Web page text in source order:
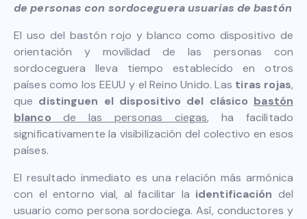
de personas con sordoceguera usuarias de bastón
El uso del bastón rojo y blanco como dispositivo de
orientación y movilidad de las personas con
sordoceguera lleva tiempo establecido en otros
países como los EEUU y el Reino Unido. Las tiras rojas,
que distinguen el dispositivo del clásico bastón
blanco de las personas ciegas, ha facilitado
significativamente la visibilización del colectivo en esos
países.
El resultado inmediato es una relación más armónica
con el entorno vial, al facilitar la identificación del
usuario como persona sordociega. Así, conductores y